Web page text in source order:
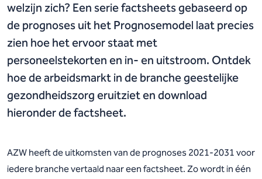
welzijn zich? Een serie factsheets gebaseerd op
de prognoses uit het Prognosemodel laat precies
zien hoe het ervoor staat met
personeelstekorten en in- en uitstroom. Ontdek
hoe de arbeidsmarkt in de branche geestelijke
gezondheidszorg eruitziet en download
hieronder de factsheet.
AZW heeft de uitkomsten van de prognoses 2021-2031 voor
iedere branche vertaald naar een factsheet. Zo wordt in één